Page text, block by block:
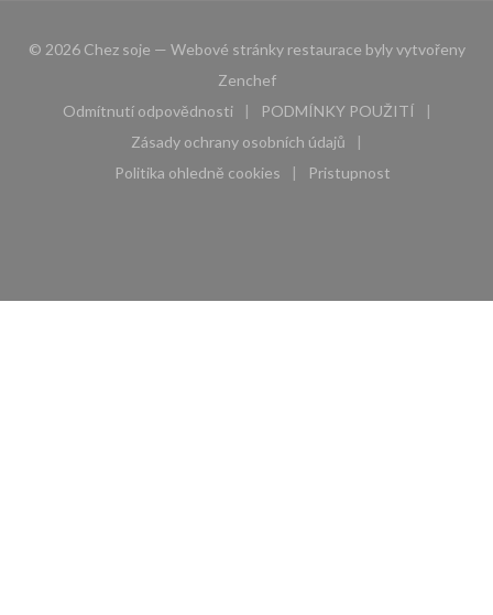
© 2026 Chez soje — Webové stránky restaurace byly vytvořeny
Zenchef((otevře se v novém okně))
Odmítnutí odpovědnosti
((otevře se v novém okně))
PODMÍNKY POUŽITÍ
((otevře se v novém
Zásady ochrany osobních údajů
((otevře se v novém okně))
Politika ohledně cookies
((otevře se v novém okně))
Pristupnost
((otevře se v novém